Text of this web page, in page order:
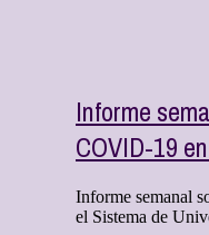
Informe
COVID-19
Informe semanal
el Sistema de